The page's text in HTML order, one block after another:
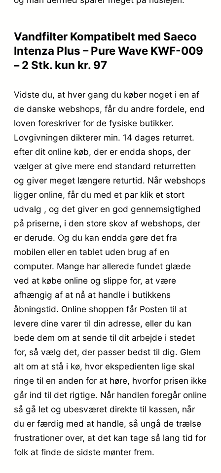
Vandfilter Kompatibelt med Saeco
Intenza Plus – Pure Wave KWF-009
– 2 Stk. kun kr. 97
Vidste du, at hver gang du køber noget i en af
de danske webshops, får du andre fordele, end
loven foreskriver for de fysiske butikker.
Lovgivningen dikterer min. 14 dages returret.
efter dit online køb, der er endda shops, der
vælger at give mere end standard returretten
og giver meget længere returtid. Når webshops
ligger online, får du med et par klik et stort
udvalg , og det giver en god gennemsigtighed
på priserne, i den store skov af webshops, der
er derude. Og du kan endda gøre det fra
mobilen eller en tablet uden brug af en
computer. Mange har allerede fundet glæde
ved at købe online og slippe for, at være
afhængig af at nå at handle i butikkens
åbningstid. Online shoppen får Posten til at
levere dine varer til din adresse, eller du kan
bede dem om at sende til dit arbejde i stedet
for, så vælg det, der passer bedst til dig. Glem
alt om at stå i kø, hvor ekspedienten lige skal
ringe til en anden for at høre, hvorfor prisen ikke
går ind til det rigtige. Når handlen foregår online
så gå let og ubesværet direkte til kassen, når
du er færdig med at handle, så ungå de trælse
frustrationer over, at det kan tage så lang tid for
folk at finde de sidste mønter frem.